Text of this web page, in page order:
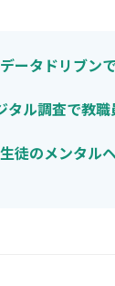
ータドリブン
タル調査で教
徒のメンタル